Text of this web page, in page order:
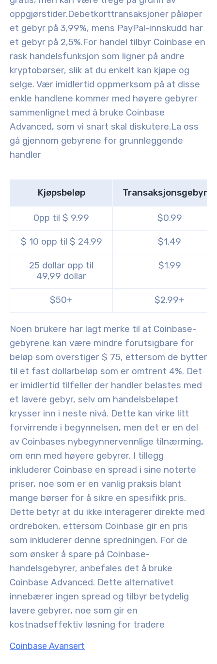
oppgjørstider.Debetkorttransaksjoner påløper
et gebyr på 3,99%, mens PayPal-innskudd har
et gebyr på 2,5%.For handel tilbyr Coinbase en
rask handelsfunksjon som ligner på andre
kryptobørser, slik at du enkelt kan kjøpe og
selge. Vær imidlertid oppmerksom på at disse
enkle handlene kommer med høyere gebyrer
sammenlignet med å bruke Coinbase
Advanced, som vi snart skal diskutere.La oss
gå gjennom gebyrene for grunnleggende
handler
Kjøpsbeløp Transaksjonsgebyrer
Opp til $ 9.99 $0.99
$ 10 opp til $ 24.99 $1.49
25 dollar opp til
49,99 dollar
$1.99
$50+ $2.99+
Noen brukere har lagt merke til at Coinbase-
gebyrene kan være mindre forutsigbare for
beløp som overstiger $ 75, ettersom de bytter
til et fast dollarbeløp som er omtrent 4%. Det
er imidlertid tilfeller der handler belastes med
et lavere gebyr, selv om handelsbeløpet
krysser inn i neste nivå. Dette kan virke litt
forvirrende i begynnelsen, men det er en del
av Coinbases nybegynnervennlige tilnærming,
om enn med høyere gebyrer. I tillegg
inkluderer Coinbase en spread i sine noterte
priser, noe som er en vanlig praksis blant
mange børser for å sikre en spesifikk pris.
Dette betyr at du ikke interagerer direkte med
ordreboken, ettersom Coinbase gir en pris
som inkluderer denne spredningen. For de
som ønsker å spare på Coinbase-
handelsgebyrer, anbefales det å bruke
Coinbase Advanced. Dette alternativet
innebærer ingen spread og tilbyr betydelig
lavere gebyrer, noe som gir en
kostnadseffektiv løsning for tradere
Coinbase Avansert